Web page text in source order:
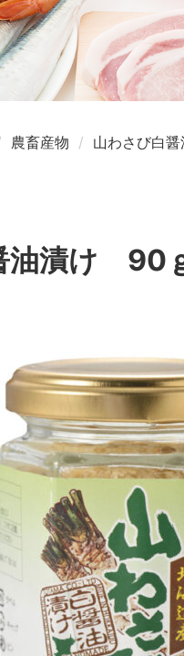
農畜産物 山わさび白
油漬け 90